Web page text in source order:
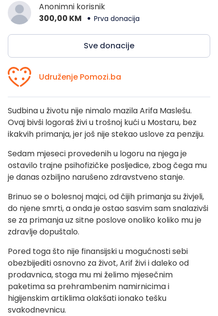
Anonimni korisnik
300,00 KM
Prva donacija
Sve donacije
Udruženje Pomozi.ba
Sudbina u životu nije nimalo mazila Arifa Maslešu.
Ovaj bivši logoraš živi u trošnoj kući u Mostaru, bez
ikakvih primanja, jer još nije stekao uslove za penziju.
Sedam mjeseci provedenih u logoru na njega je
ostavilo trajne psihofizičke posljedice, zbog čega mu
je danas ozbiljno narušeno zdravstveno stanje.
Brinuo se o bolesnoj majci, od čijih primanja su živjeli,
do njene smrti, a onda je ostao sasvim sam snalazivši
se za primanja uz sitne poslove onoliko koliko mu je
zdravlje dopuštalo.
Pored toga što nije finansijski u mogućnosti sebi
obezbijediti osnovno za život, Arif živi i daleko od
prodavnica, stoga mu mi želimo mjesečnim
paketima sa prehrambenim namirnicima i
higijenskim artiklima olakšati ionako tešku
svakodnevnicu.